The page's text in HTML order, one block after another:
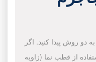
دو روش پیدا کنید. اگر
از قطب نما (زاویه